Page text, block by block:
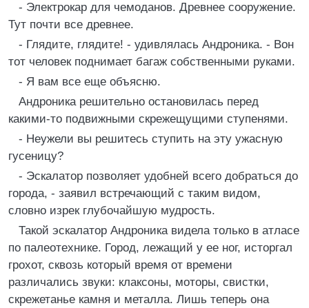
- Электрокар для чемоданов. Древнее сооружение.
Тут почти все древнее.
- Глядите, глядите! - удивлялась Андроника. - Вон
тот человек поднимает багаж собственными руками.
- Я вам все еще объясню.
Андроника решительно остановилась перед
какими-то подвижными скрежещущими ступенями.
- Неужели вы решитесь ступить на эту ужасную
гусеницу?
- Эскалатор позволяет удобней всего добраться до
города, - заявил встречающий с таким видом,
словно изрек глубочайшую мудрость.
Такой эскалатор Андроника видела только в атласе
по палеотехнике. Город, лежащий у ее ног, исторгал
грохот, сквозь который время от времени
различались звуки: клаксоны, моторы, свистки,
скрежетанье камня и металла. Лишь теперь она